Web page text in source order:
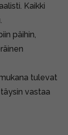
Kaikki
päihin,
tulevat
vastaa